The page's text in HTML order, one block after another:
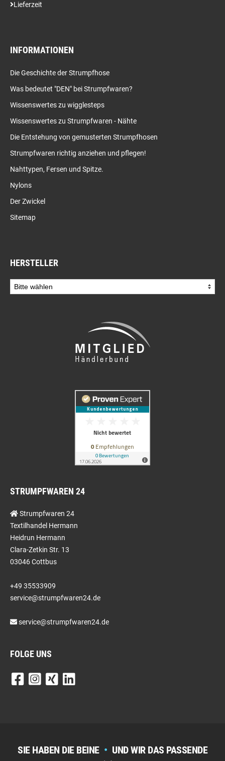
Lieferzeit
INFORMATIONEN
Die Geschichte der Strumpfhose
Was bedeutet "DEN" bei Strumpfwaren?
Wissenswertes zu wigglesteps
Wissenswertes zu Strumpfwaren - Nähte
Die Entstehung von gemusterten Strumpfhosen
Strumpfwaren richtig anziehen und pflegen!
Nahttypen, Fersen und Spitze.
Nylons
Der Zwickel
Sitemap
HERSTELLER
STRUMPFWAREN 24
Strumpfwaren 24
Textilhandel Hermann
Heidrun Hermann
Clara-Zetkin Str. 13
03046 Cottbus
+49 35533909
service@strumpfwaren24.de
service@strumpfwaren24.de
FOLGE UNS
SIE HABEN DIE BEINE • UND WIR DAS PASSENDE